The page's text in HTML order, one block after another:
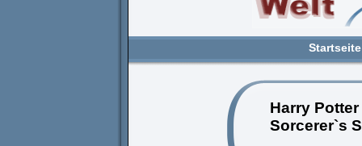
Startseite
Harry
Sorcerer`s